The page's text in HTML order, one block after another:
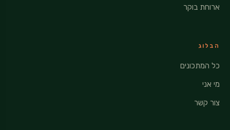
ארוחת בוקר
הבלוג
כל המתכונים
מי אני
צור קשר